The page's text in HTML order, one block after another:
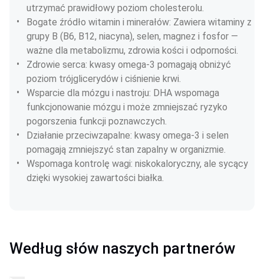
utrzymać prawidłowy poziom cholesterolu.
Bogate źródło witamin i minerałów: Zawiera witaminy z
grupy B (B6, B12, niacyna), selen, magnez i fosfor —
ważne dla metabolizmu, zdrowia kości i odporności.
Zdrowie serca: kwasy omega-3 pomagają obniżyć
poziom trójglicerydów i ciśnienie krwi.
Wsparcie dla mózgu i nastroju: DHA wspomaga
funkcjonowanie mózgu i może zmniejszać ryzyko
pogorszenia funkcji poznawczych.
Działanie przeciwzapalne: kwasy omega-3 i selen
pomagają zmniejszyć stan zapalny w organizmie.
Wspomaga kontrolę wagi: niskokaloryczny, ale sycący
dzięki wysokiej zawartości białka.
Według słów naszych partnerów